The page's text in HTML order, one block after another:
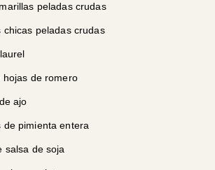
peladas crudas
chicas peladas crudas
hojas de romero
ajo
de pimienta entera
salsa de soja